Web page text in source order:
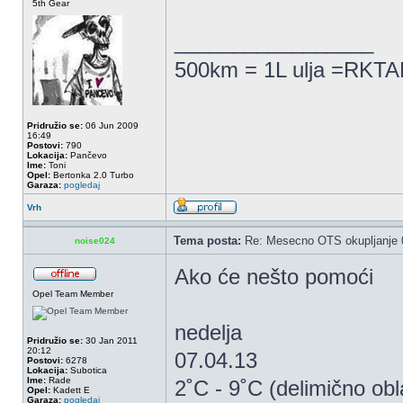
5th Gear
Pridružio se: 06 Jun 2009
16:49
Postovi: 790
Lokacija: Pančevo
Ime: Toni
Opel: Bertonka 2.0 Turbo
Garaza: pogledaj
500km = 1L ulja
Vrh
noise024 Tema posta: Re: Mesecno OTS
Opel Team Member
Pridružio se: 30 Jan 2011
20:12
Postovi: 6278
Lokacija: Subotica
Ime: Rade
Opel: Kadett E
Garaza: pogledaj
Ako će nešto pomoći
nedelja
07.04.13
2˚C - 9˚C (delimično